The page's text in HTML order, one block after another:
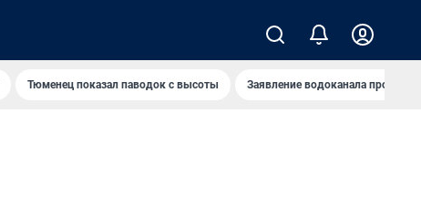
Тюменец показал паводок с высоты Заявление водоканала про